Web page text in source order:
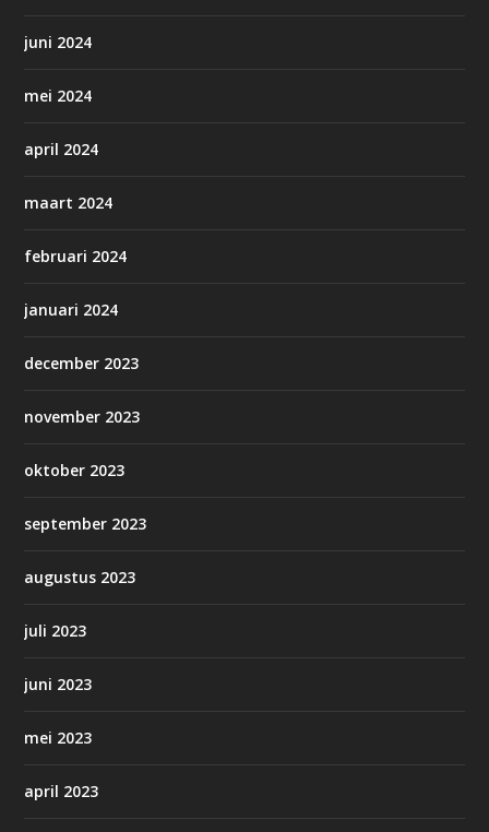
juni 2024
mei 2024
april 2024
maart 2024
februari 2024
januari 2024
december 2023
november 2023
oktober 2023
september 2023
augustus 2023
juli 2023
juni 2023
mei 2023
april 2023